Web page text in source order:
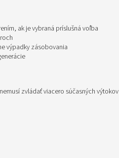
ak je vybraná príslušná voľba
výpadky zásobovania
zvládať viacero súčasných výtokov